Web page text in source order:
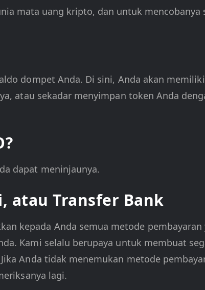
mata uang kripto, dan untuk mencobanya
dompet Anda. Di sini, Anda akan
atau sekadar menyimpan token Anda
dapat meninjaunya.
atau Transfer Bank
kepada Anda semua metode pembayaran
Kami selalu berupaya untuk membuat
Anda tidak menemukan metode
lagi.